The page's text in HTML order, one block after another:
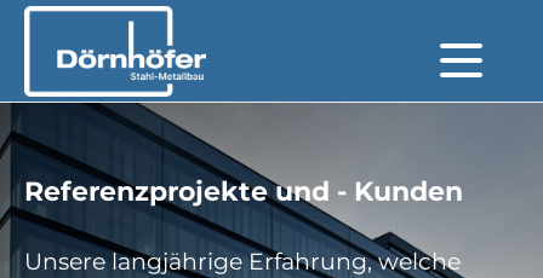
Referenzprojekte und - Kunden
Unsere langjährige Erfahrung, welche